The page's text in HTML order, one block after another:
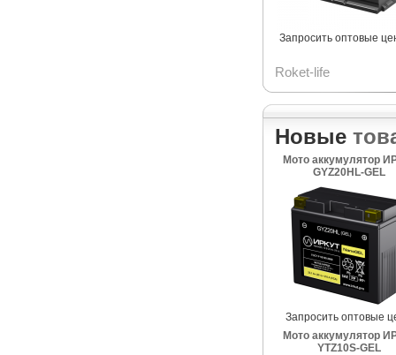
Запросить оптовые
Roket-life
Новые
Мото аккумулятор
GYZ20HL-GEL
Запросить оптовые
Мото аккумулятор
YTZ10S-GEL